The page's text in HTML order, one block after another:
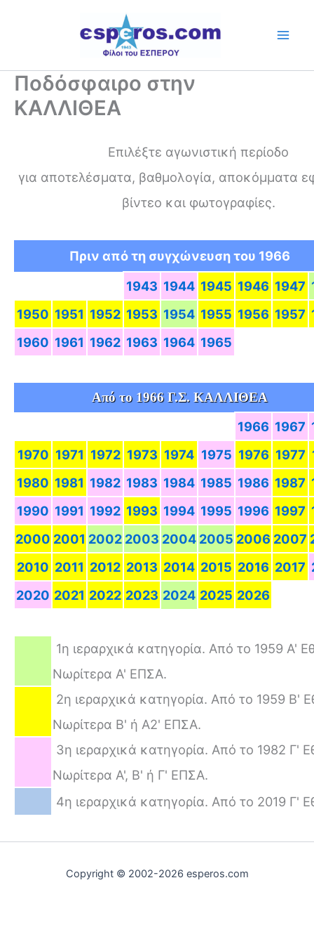
Ποδόσφαιρο στην
ΚΑΛΛΙΘΕΑ
Επιλέξτε αγωνιστική περίοδο
για αποτελέσματα, βαθμολογία, αποκόμματα
βίντεο και φωτογραφίες.
Πριν από τη συγχώνευση του 1966
1943 1944 1945 1946 1947
1950 1951 1952 1953 1954 1955 1956 1957
1960 1961 1962 1963 1964 1965
Από το 1966 Γ.Σ. ΚΑΛΛΙΘΕΑ
1966 1967
1970 1971 1972 1973 1974 1975 1976 1977
1980 1981 1982 1983 1984 1985 1986 1987
1990 1991 1992 1993 1994 1995 1996 1997
2000 2001 2002 2003 2004 2005 2006 2007
2010 2011 2012 2013 2014 2015 2016 2017
2020 2021 2022 2023 2024 2025 2026
1η ιεραρχικά κατηγορία. Από το 1959 Α'
Νωρίτερα Α' ΕΠΣΑ.
2η ιεραρχικά κατηγορία. Από το 1959 Β'
Νωρίτερα Β' ή Α2' ΕΠΣΑ.
3η ιεραρχικά κατηγορία. Από το 1982 Γ'
Νωρίτερα Α', Β' ή Γ' ΕΠΣΑ.
4η ιεραρχικά κατηγορία. Από το 2019 Γ'
Copyright © 2002-2026 esperos.com